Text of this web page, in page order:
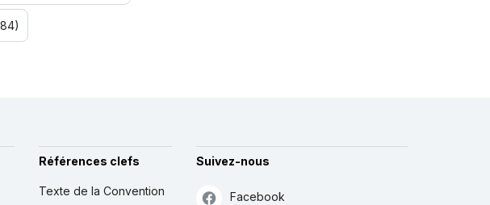
Références clefs
Texte de la Convention
Suivez-nous
Facebook